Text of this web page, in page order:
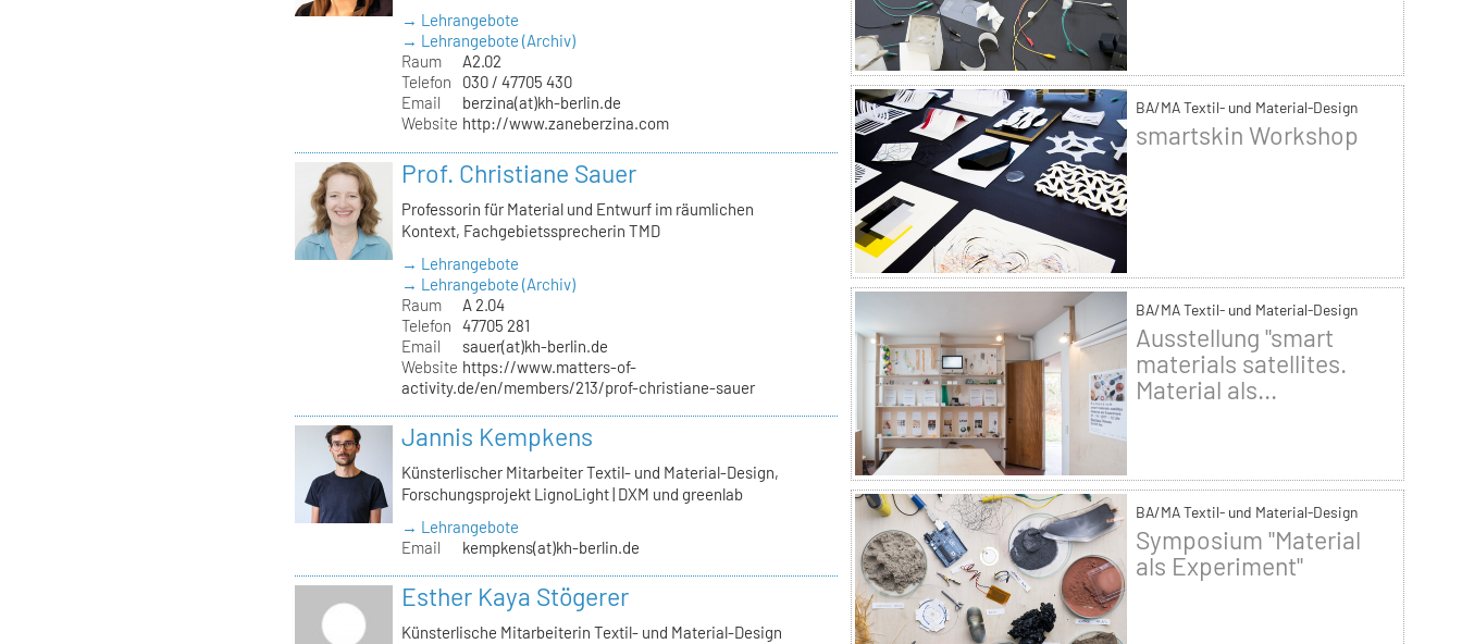
→ Lehrangebote
→ Lehrangebote (Archiv)
Raum
A2.02
Telefon
030 / 47705 430
Email
berzina(at)kh-berlin.de
Website http://www.zaneberzina.com
Prof. Christiane Sauer
Professorin für Material und Entwurf im räumlichen
Kontext, Fachgebietssprecherin TMD
→ Lehrangebote
→ Lehrangebote (Archiv)
Raum
A 2.04
Telefon
47705 281
Email
sauer(at)kh-berlin.de
Website https://www.matters-of-
activity.de/en/members/213/prof-christiane-sauer
Jannis Kempkens
Künsterlischer Mitarbeiter Textil- und Material-Design,
Forschungsprojekt LignoLight | DXM und greenlab
→ Lehrangebote
Email
kempkens(at)kh-berlin.de
Esther Kaya Stögerer
Künsterlische Mitarbeiterin Textil- und Material-Design
BA/MA Textil- und Material-Design
smartskin Workshop
BA/MA Textil- und Material-Design
Ausstellung "smart
materials satellites.
Material als...
BA/MA Textil- und Material-Design
Symposium "Material
als Experiment"